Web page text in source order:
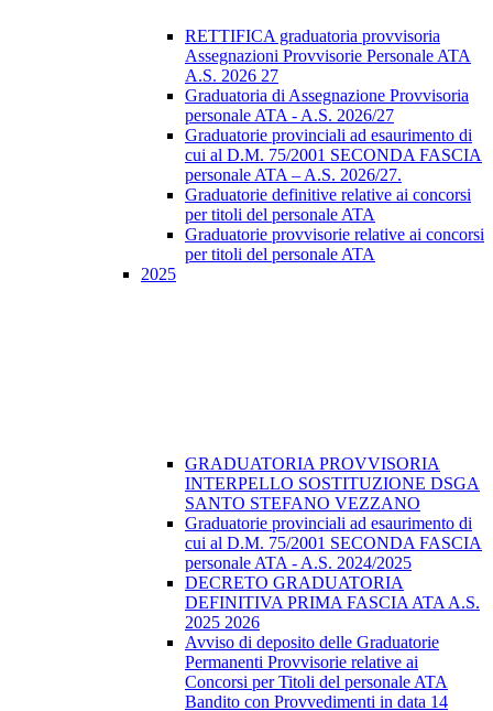
RETTIFICA graduatoria provvisoria
Assegnazioni Provvisorie Personale ATA
A.S. 2026 27
Graduatoria di Assegnazione Provvisoria
personale ATA - A.S. 2026/27
Graduatorie provinciali ad esaurimento di
cui al D.M. 75/2001 SECONDA FASCIA
personale ATA – A.S. 2026/27.
Graduatorie definitive relative ai concorsi
per titoli del personale ATA
Graduatorie provvisorie relative ai concorsi
per titoli del personale ATA
2025
GRADUATORIA PROVVISORIA
INTERPELLO SOSTITUZIONE DSGA
SANTO STEFANO VEZZANO
Graduatorie provinciali ad esaurimento di
cui al D.M. 75/2001 SECONDA FASCIA
personale ATA - A.S. 2024/2025
DECRETO GRADUATORIA
DEFINITIVA PRIMA FASCIA ATA A.S.
2025 2026
Avviso di deposito delle Graduatorie
Permanenti Provvisorie relative ai
Concorsi per Titoli del personale ATA
Bandito con Provvedimenti in data 14